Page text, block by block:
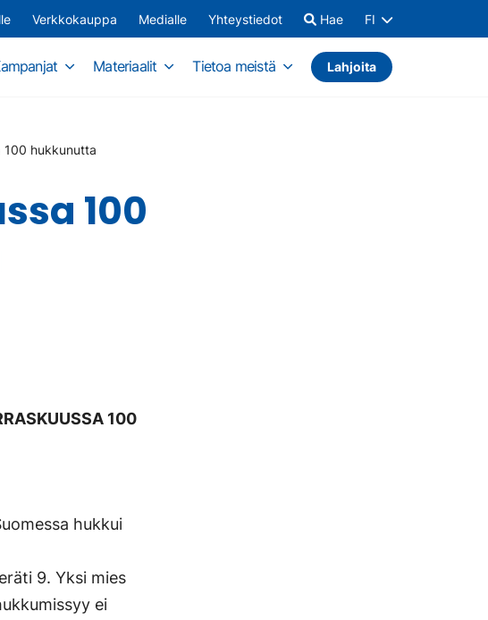
Verkkokauppa Medialle Yhteystiedot Hae FI
Materiaalit Tietoa meistä Lahjoita
100 hukkunutta
100
100
hukkui
9. Yksi mies
ei